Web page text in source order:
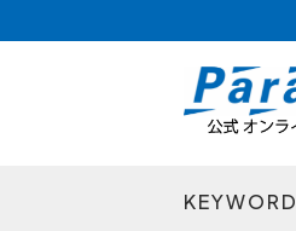
KEYWORD